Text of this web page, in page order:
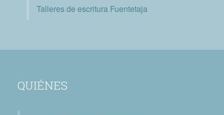
Talleres de escritura Fuentetaja
QUIÉNES